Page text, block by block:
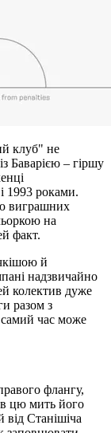
клуб" не
Баварією – гіршу
1993 роками.
виграшних
на
факт.
й
надзвичайно
колектив дуже
разом з
час може
флангу,
цю мить його
від Станішіча